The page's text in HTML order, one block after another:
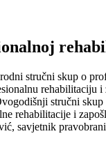
stručni skup o
stručni
rehabilitacije i
savjetnik